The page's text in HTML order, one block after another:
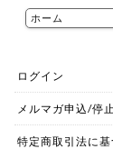
ホーム
ログイン
メルマガ申込/停止
特定商取引法に